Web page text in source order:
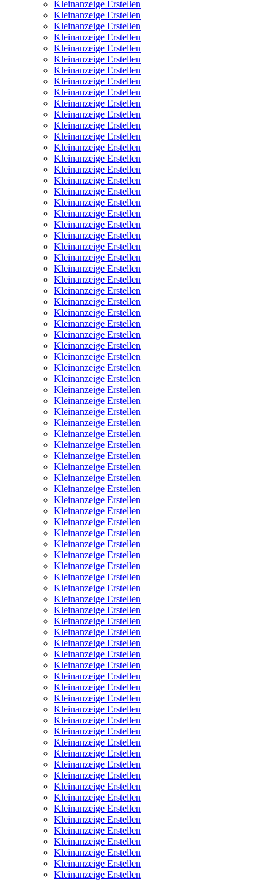
Kleinanzeige Erstellen
Kleinanzeige Erstellen
Kleinanzeige Erstellen
Kleinanzeige Erstellen
Kleinanzeige Erstellen
Kleinanzeige Erstellen
Kleinanzeige Erstellen
Kleinanzeige Erstellen
Kleinanzeige Erstellen
Kleinanzeige Erstellen
Kleinanzeige Erstellen
Kleinanzeige Erstellen
Kleinanzeige Erstellen
Kleinanzeige Erstellen
Kleinanzeige Erstellen
Kleinanzeige Erstellen
Kleinanzeige Erstellen
Kleinanzeige Erstellen
Kleinanzeige Erstellen
Kleinanzeige Erstellen
Kleinanzeige Erstellen
Kleinanzeige Erstellen
Kleinanzeige Erstellen
Kleinanzeige Erstellen
Kleinanzeige Erstellen
Kleinanzeige Erstellen
Kleinanzeige Erstellen
Kleinanzeige Erstellen
Kleinanzeige Erstellen
Kleinanzeige Erstellen
Kleinanzeige Erstellen
Kleinanzeige Erstellen
Kleinanzeige Erstellen
Kleinanzeige Erstellen
Kleinanzeige Erstellen
Kleinanzeige Erstellen
Kleinanzeige Erstellen
Kleinanzeige Erstellen
Kleinanzeige Erstellen
Kleinanzeige Erstellen
Kleinanzeige Erstellen
Kleinanzeige Erstellen
Kleinanzeige Erstellen
Kleinanzeige Erstellen
Kleinanzeige Erstellen
Kleinanzeige Erstellen
Kleinanzeige Erstellen
Kleinanzeige Erstellen
Kleinanzeige Erstellen
Kleinanzeige Erstellen
Kleinanzeige Erstellen
Kleinanzeige Erstellen
Kleinanzeige Erstellen
Kleinanzeige Erstellen
Kleinanzeige Erstellen
Kleinanzeige Erstellen
Kleinanzeige Erstellen
Kleinanzeige Erstellen
Kleinanzeige Erstellen
Kleinanzeige Erstellen
Kleinanzeige Erstellen
Kleinanzeige Erstellen
Kleinanzeige Erstellen
Kleinanzeige Erstellen
Kleinanzeige Erstellen
Kleinanzeige Erstellen
Kleinanzeige Erstellen
Kleinanzeige Erstellen
Kleinanzeige Erstellen
Kleinanzeige Erstellen
Kleinanzeige Erstellen
Kleinanzeige Erstellen
Kleinanzeige Erstellen
Kleinanzeige Erstellen
Kleinanzeige Erstellen
Kleinanzeige Erstellen
Kleinanzeige Erstellen
Kleinanzeige Erstellen
Kleinanzeige Erstellen
Kleinanzeige Erstellen